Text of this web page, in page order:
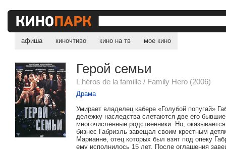
афиша киночтиво кино на тв мое кино
Герой семьи
L'héros de la famille / Family Hero (2006)
Драма
Умирает владелец кабере «Голубой попугай»
дележку наследства слетаются две его
многочисленные родственники. Но,
бизнес Габриэль завещал своим крестным
Марианне, отец которых был взят под опеку
ему исполнилось 15 лет. После оглашения